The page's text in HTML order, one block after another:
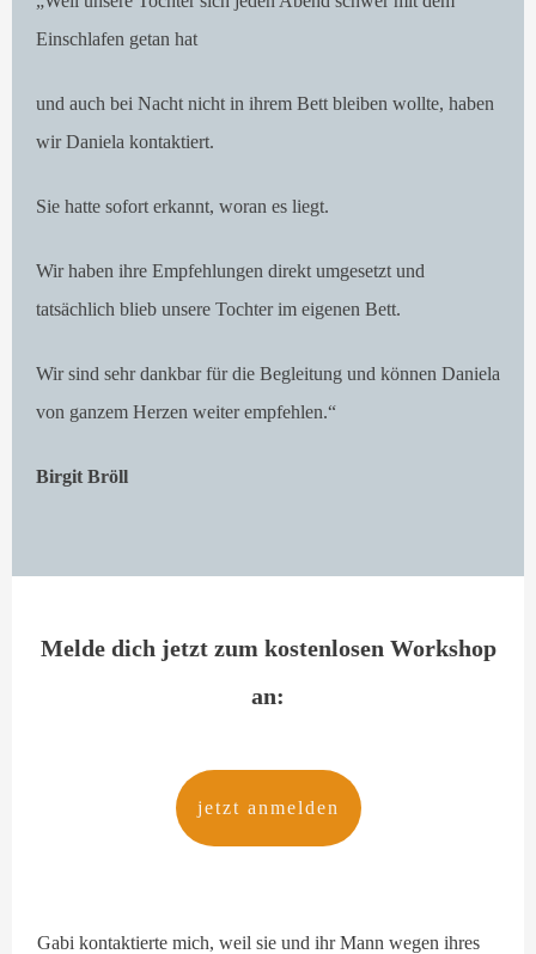
Einschlafen getan hat
und auch bei Nacht nicht in ihrem Bett bleiben wollte, haben
wir Daniela kontaktiert.
Sie hatte sofort erkannt, woran es liegt.
Wir haben ihre Empfehlungen direkt umgesetzt und
tatsächlich blieb unsere Tochter im eigenen Bett.
Wir sind sehr dankbar für die Begleitung und können Daniela
von ganzem Herzen weiter empfehlen.“
Birgit Bröll
Melde dich jetzt zum kostenlosen Workshop
an:
jetzt anmelden
Gabi kontaktierte mich, weil sie und ihr Mann wegen ihres